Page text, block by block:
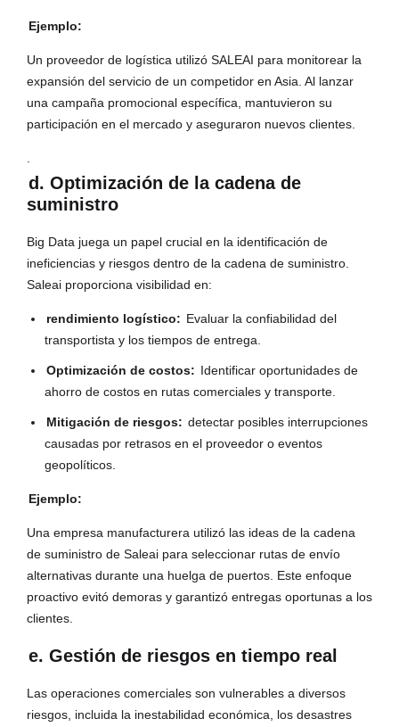
Ejemplo:
Un proveedor de logística utilizó SALEAI para monitorear la
expansión del servicio de un competidor en Asia. Al lanzar
una campaña promocional específica, mantuvieron su
participación en el mercado y aseguraron nuevos clientes.
d. Optimización de la cadena de
suministro
Big Data juega un papel crucial en la identificación de
ineficiencias y riesgos dentro de la cadena de suministro.
Saleai proporciona visibilidad en:
rendimiento logístico: Evaluar la confiabilidad del
transportista y los tiempos de entrega.
Optimización de costos: Identificar oportunidades de
ahorro de costos en rutas comerciales y transporte.
Mitigación de riesgos: detectar posibles interrupciones
causadas por retrasos en el proveedor o eventos
geopolíticos.
Ejemplo:
Una empresa manufacturera utilizó las ideas de la cadena
de suministro de Saleai para seleccionar rutas de envío
alternativas durante una huelga de puertos. Este enfoque
proactivo evitó demoras y garantizó entregas oportunas a los
clientes.
e. Gestión de riesgos en tiempo real
Las operaciones comerciales son vulnerables a diversos
riesgos, incluida la inestabilidad económica, los desastres